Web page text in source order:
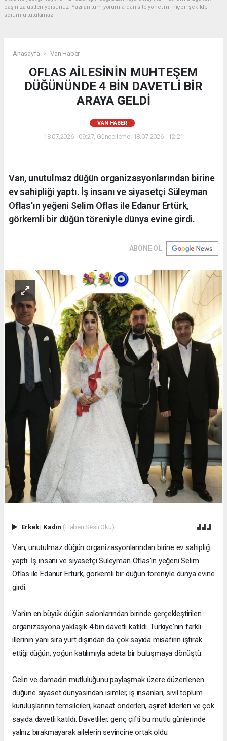
başınıza üstleniyorsunuz. Yazılan tüm yorumlardan site yönetimi hiçbir şekilde
sorumlu tutulamaz.
Anasayfa Van Haber
OFLAS AİLESİNİN MUHTEŞEM
DÜĞÜNÜNDE 4 BİN DAVETLİ BİR
ARAYA GELDİ
VAN HABER
18.07.2026 - 09:27, Güncelleme: 18.07.2026 - 12:21
Van, unutulmaz düğün organizasyonlarından birine
ev sahipliği yaptı. İş insanı ve siyasetçi Süleyman
Oflas'ın yeğeni Selim Oflas ile Edanur Ertürk,
görkemli bir düğün töreniyle dünya evine girdi.
ABONE OL
Erkek| Kadın (Haberi Sesli Oku)
Van, unutulmaz düğün organizasyonlarından birine ev sahipliği
yaptı. İş insanı ve siyasetçi Süleyman Oflas'ın yeğeni Selim
Oflas ile Edanur Ertürk, görkemli bir düğün töreniyle dünya evine
girdi.
Van'ın en büyük düğün salonlarından birinde gerçekleştirilen
organizasyona yaklaşık 4 bin davetli katıldı. Türkiye'nin farklı
illerinin yanı sıra yurt dışından da çok sayıda misafirin iştirak
ettiği düğün, yoğun katılımıyla adeta bir buluşmaya dönüştü.
Gelin ve damadın mutluluğunu paylaşmak üzere düzenlenen
düğüne siyaset dünyasından isimler, iş insanları, sivil toplum
kuruluşlarının temsilcileri, kanaat önderleri, aşiret liderleri ve çok
sayıda davetli katıldı. Davetliler, genç çifti bu mutlu günlerinde
yalnız bırakmayarak ailelerin sevincine ortak oldu.